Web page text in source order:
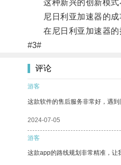
这种新兴的创新模式
尼日利亚加速器的成功
在尼日利亚加速器的推
#3#
评论
游客
这款软件的售后服务非常好，遇到
2024-07-05
游客
这款app的路线规划非常精准，让